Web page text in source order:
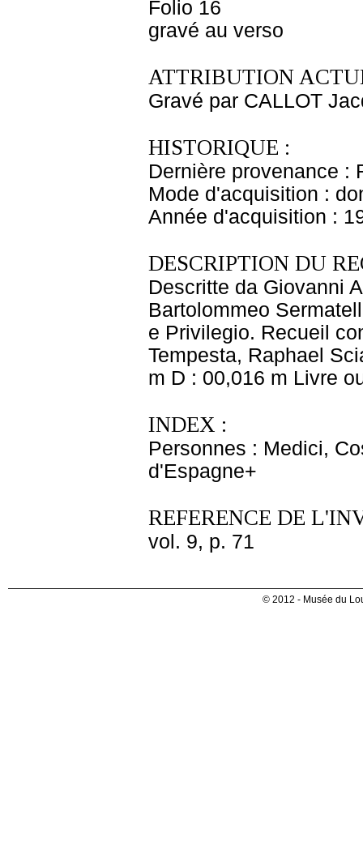
Folio 16
gravé au verso
ATTRIBUTION
Gravé par CALLOT
HISTORIQUE :
Dernière provenance :
Mode d'acquisition :
Année d'acquisition :
DESCRIPTION DU
Descritte da Giovanni
Bartolommeo
e Privilegio. Recueil
Tempesta, Raphael
m D : 00,016 m Livre
INDEX :
Personnes : Medici,
d'Espagne+
REFERENCE DE
vol. 9, p. 71
© 2012 - Musée du